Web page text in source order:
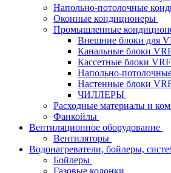
Напольно-потолочные
Оконные кондиционеры
Промышленные
Внешние блоки для
Канальные блоки
Кассетные блоки
Напольно-
Настенные блоки
ЧИЛЛЕРЫ
Расходные материалы и
Фанкойлы
Вентиляционное оборудование
Вентиляторы
Водонагреватели, бойлеры,
Бойлеры
Газовые колонки